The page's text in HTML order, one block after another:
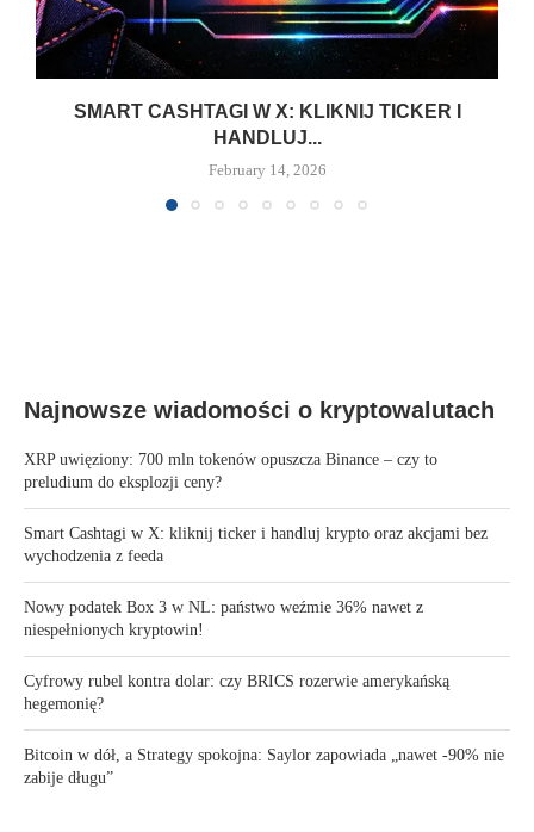
SMART CASHTAGI W X: KLIKNIJ TICKER I
HANDLUJ...
February 14, 2026
Najnowsze wiadomości o kryptowalutach
XRP uwięziony: 700 mln tokenów opuszcza Binance – czy to
preludium do eksplozji ceny?
Smart Cashtagi w X: kliknij ticker i handluj krypto oraz akcjami bez
wychodzenia z feeda
Nowy podatek Box 3 w NL: państwo weźmie 36% nawet z
niespełnionych kryptowin!
Cyfrowy rubel kontra dolar: czy BRICS rozerwie amerykańską
hegemonię?
Bitcoin w dół, a Strategy spokojna: Saylor zapowiada „nawet -90% nie
zabije długu”